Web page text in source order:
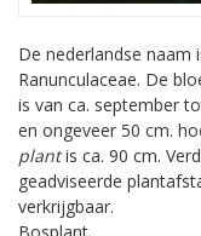
De nederlandse naam
Ranunculaceae. De
is van ca. september
en ongeveer 50 cm.
plantis ca. 90 cm.
geadviseerde
verkrijgbaar.